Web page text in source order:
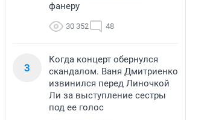
фанеру
30 352 48
3
Когда концерт обернулся
скандалом. Ваня Дмитриенко
извинился перед Линочкой
Ли за выступление сестры
под ее голос